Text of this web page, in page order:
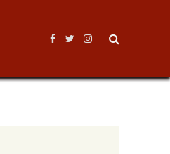
Facebook
TwitterInstagram